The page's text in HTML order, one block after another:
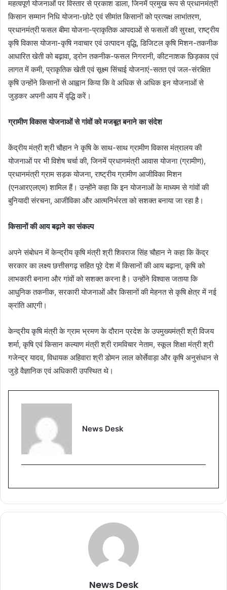
महत्वपूर्ण योजनाओं पर विस्तार से प्रकाश डाला, जिनमें प्रमुख रूप से प्रधानमंत्री
किसान सम्मान निधि योजना-छोटे एवं सीमांत किसानों को प्रत्यक्ष लाभांतरण,
प्रधानमंत्री फसल बीमा योजना-प्राकृतिक आपदाओं से फसलों की सुरक्षा, राष्ट्रीय
कृषि विकास योजना-कृषि नवाचार एवं उत्पादन वृद्धि, डिजिटल कृषि मिशन-तकनीक
आधारित खेती को बढ़ावा, ड्रोन तकनीक-फसल निगरानी, कीटनाशक छिड़काव एवं
लागत में कमी, प्राकृतिक खेती एवं सूक्ष्म सिंचाई योजनाएं-सतत एवं जल-संरक्षित
कृषि उन्होंने किसानों से आह्वान किया कि वे अधिक से अधिक इन योजनाओं से
जुड़कर अपनी आय में वृद्धि करें।
ग्रामीण विकास योजनाओं से गांवों को मजबूत बनाने का संदेश
केंद्रीय मंत्री श्री चौहान ने कृषि के साथ-साथ ग्रामीण विकास मंत्रालय की
योजनाओं पर भी विशेष चर्चा की, जिनमें प्रधानमंत्री आवास योजना (ग्रामीण),
प्रधानमंत्री ग्राम सड़क योजना, राष्ट्रीय ग्रामीण आजीविका मिशन
(एनआरएलएम) शामिल हैं। उन्होंने कहा कि इन योजनाओं के माध्यम से गांवों की
बुनियादी संरचना, आजीविका और आत्मनिर्भरता को सशक्त बनाया जा रहा है।
किसानों की आय बढ़ाने का संकल्प
अपने संबोधन में केन्द्रीय कृषि मंत्री श्री शिवराज सिंह चौहान ने कहा कि केंद्र
सरकार का लक्ष्य छत्तीसगढ़ सहित पूरे देश में किसानों की आय बढ़ाना, कृषि को
लाभकारी बनाना और गांवों को सशक्त करना है। उन्होंने विश्वास जताया कि
आधुनिक तकनीक, सरकारी योजनाओं और किसानों की मेहनत से कृषि क्षेत्र में नई
क्रांति आएगी।
केन्द्रीय कृषि मंत्री के ग्राम भ्रमण के दौरान प्रदेश के उपमुख्यमंत्री श्री विजय
शर्मा, कृषि एवं किसान कल्याण मंत्री श्री रामविचार नेताम, स्कूल शिक्षा मंत्री श्री
गजेन्द्र यादव, विधायक अहिवारा श्री डोमन लाल कोर्सेवाड़ा और कृषि अनुसंधान से
जुड़े वैज्ञानिक एवं अधिकारी उपस्थित थे।
News Desk
News Desk